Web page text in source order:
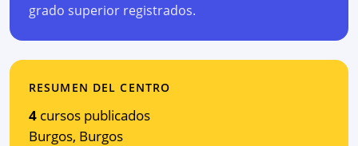
grado superior registrados.
RESUMEN DEL CENTRO
4 cursos publicados
Burgos, Burgos